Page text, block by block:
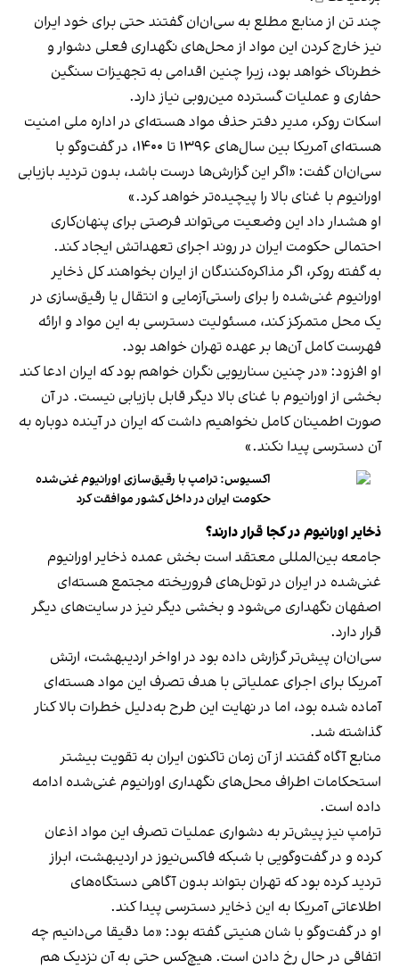
چند تن از منابع مطلع به سی‌ان‌ان گفتند حتی برای خود ایران
نیز خارج کردن این مواد از محل‌های نگهداری فعلی دشوار و
خطرناک خواهد بود، زیرا چنین اقدامی به تجهیزات سنگین
حفاری و عملیات گسترده مین‌روبی نیاز دارد.
اسکات روکر، مدیر دفتر حذف مواد هسته‌ای در اداره ملی امنیت
هسته‌ای آمریکا بین سال‌های ۱۳۹۶ تا ۱۴۰۰، در گفت‌وگو با
سی‌ان‌ان گفت: «اگر این گزارش‌ها درست باشد، بدون تردید بازیابی
اورانیوم با غنای بالا را پیچیده‌تر خواهد کرد.»
او هشدار داد این وضعیت می‌تواند فرصتی برای پنهان‌کاری
احتمالی حکومت ایران در روند اجرای تعهداتش ایجاد کند.
به گفته روکر، اگر مذاکره‌کنندگان از ایران بخواهند کل ذخایر
اورانیوم غنی‌شده را برای راستی‌آزمایی و انتقال یا رقیق‌سازی در
یک محل متمرکز کند، مسئولیت دسترسی به این مواد و ارائه
فهرست کامل آن‌ها بر عهده تهران خواهد بود.
او افزود: «در چنین سناریویی نگران خواهم بود که ایران ادعا کند
بخشی از اورانیوم با غنای بالا دیگر قابل بازیابی نیست. در آن
صورت اطمینان کامل نخواهیم داشت که ایران در آینده دوباره به
آن دسترسی پیدا نکند.»
اکسیوس: ترامپ با رقیق‌سازی اورانیوم غنی‌شده
حکومت ایران در داخل کشور موافقت کرد
ذخایر اورانیوم در کجا قرار دارند؟
جامعه بین‌المللی معتقد است بخش عمده ذخایر اورانیوم
غنی‌شده در ایران در تونل‌های فروریخته مجتمع هسته‌ای
اصفهان نگهداری می‌شود و بخشی دیگر نیز در سایت‌های دیگر
قرار دارد.
سی‌ان‌ان پیش‌تر گزارش داده بود در اواخر اردیبهشت، ارتش
آمریکا برای اجرای عملیاتی با هدف تصرف این مواد هسته‌ای
آماده شده بود، اما در نهایت این طرح به‌دلیل خطرات بالا کنار
گذاشته شد.
منابع آگاه گفتند از آن زمان تاکنون ایران به تقویت بیشتر
استحکامات اطراف محل‌های نگهداری اورانیوم غنی‌شده ادامه
داده است.
ترامپ نیز پیش‌تر به دشواری عملیات تصرف این مواد اذعان
کرده و در گفت‌وگویی با شبکه فاکس‌نیوز در اردیبهشت، ابراز
تردید کرده بود که تهران بتواند بدون آگاهی دستگاه‌های
اطلاعاتی آمریکا به این ذخایر دسترسی پیدا کند.
او در گفت‌وگو با شان هنیتی گفته بود: «ما دقیقا می‌دانیم چه
اتفاقی در حال رخ دادن است. هیچ‌کس حتی به آن نزدیک هم